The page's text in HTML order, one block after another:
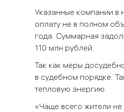
Указанные компании в
оплату не в полном
года. Суммарная
110 млн рублей.
Так как меры
в судебном порядке.
тепловую энергию.
«Чаще всего жители